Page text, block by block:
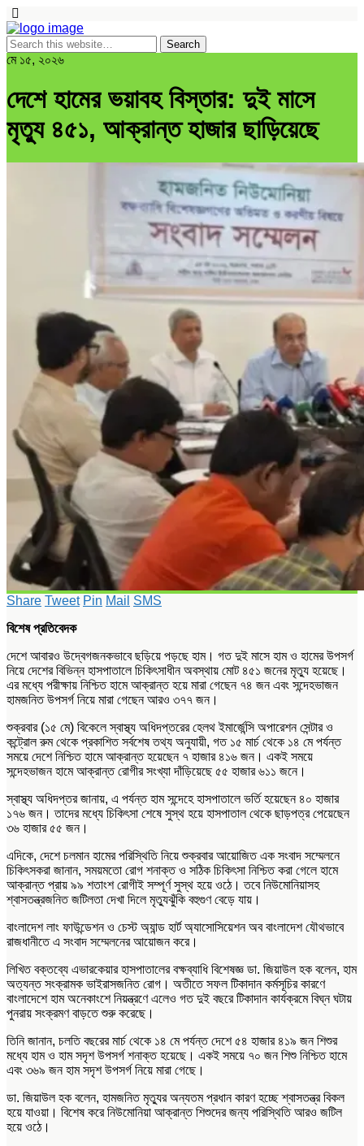
মে ১৫, ২০২৬
দেশে হামের ভয়াবহ বিস্তার: দুই মাসে
মৃত্যু ৪৫১, আক্রান্ত হাজার ছাড়িয়েছে
Share Tweet Pin Mail SMS
বিশেষ প্রতিবেদক
দেশে আবারও উদ্বেগজনকভাবে ছড়িয়ে পড়ছে হাম। গত দুই মাসে হাম ও হামের উপসর্গ
নিয়ে দেশের বিভিন্ন হাসপাতালে চিকিৎসাধীন অবস্থায় মোট ৪৫১ জনের মৃত্যু হয়েছে।
এর মধ্যে পরীক্ষায় নিশ্চিত হামে আক্রান্ত হয়ে মারা গেছেন ৭৪ জন এবং সন্দেহভাজন
হামজনিত উপসর্গ নিয়ে মারা গেছেন আরও ৩৭৭ জন।
শুক্রবার (১৫ মে) বিকেলে স্বাস্থ্য অধিদপ্তরের হেলথ ইমার্জেন্সি অপারেশন সেন্টার ও
কন্ট্রোল রুম থেকে প্রকাশিত সর্বশেষ তথ্য অনুযায়ী, গত ১৫ মার্চ থেকে ১৪ মে পর্যন্ত
সময়ে দেশে নিশ্চিত হামে আক্রান্ত হয়েছেন ৭ হাজার ৪১৬ জন। একই সময়ে
সন্দেহভাজন হামে আক্রান্ত রোগীর সংখ্যা দাঁড়িয়েছে ৫৫ হাজার ৬১১ জনে।
স্বাস্থ্য অধিদপ্তর জানায়, এ পর্যন্ত হাম সন্দেহে হাসপাতালে ভর্তি হয়েছেন ৪০ হাজার
১৭৬ জন। তাদের মধ্যে চিকিৎসা শেষে সুস্থ হয়ে হাসপাতাল থেকে ছাড়পত্র পেয়েছেন
৩৬ হাজার ৫৫ জন।
এদিকে, দেশে চলমান হামের পরিস্থিতি নিয়ে শুক্রবার আয়োজিত এক সংবাদ সম্মেলনে
চিকিৎসকরা জানান, সময়মতো রোগ শনাক্ত ও সঠিক চিকিৎসা নিশ্চিত করা গেলে হামে
আক্রান্ত প্রায় ৯৯ শতাংশ রোগীই সম্পূর্ণ সুস্থ হয়ে ওঠে। তবে নিউমোনিয়াসহ
শ্বাসতন্ত্রজনিত জটিলতা দেখা দিলে মৃত্যুঝুঁকি বহুগুণ বেড়ে যায়।
বাংলাদেশ লাং ফাউন্ডেশন ও চেস্ট অ্যান্ড হার্ট অ্যাসোসিয়েশন অব বাংলাদেশ যৌথভাবে
রাজধানীতে এ সংবাদ সম্মেলনের আয়োজন করে।
লিখিত বক্তব্যে এভারকেয়ার হাসপাতালের বক্ষব্যাধি বিশেষজ্ঞ ডা. জিয়াউল হক বলেন, হাম
অত্যন্ত সংক্রামক ভাইরাসজনিত রোগ। অতীতে সফল টিকাদান কর্মসূচির কারণে
বাংলাদেশে হাম অনেকাংশে নিয়ন্ত্রণে এলেও গত দুই বছরে টিকাদান কার্যক্রমে বিঘ্ন ঘটায়
পুনরায় সংক্রমণ বাড়তে শুরু করেছে।
তিনি জানান, চলতি বছরের মার্চ থেকে ১৪ মে পর্যন্ত দেশে ৫৪ হাজার ৪১৯ জন শিশুর
মধ্যে হাম ও হাম সদৃশ উপসর্গ শনাক্ত হয়েছে। একই সময়ে ৭০ জন শিশু নিশ্চিত হামে
এবং ৩৬৯ জন হাম সদৃশ উপসর্গ নিয়ে মারা গেছে।
ডা. জিয়াউল হক বলেন, হামজনিত মৃত্যুর অন্যতম প্রধান কারণ হচ্ছে শ্বাসতন্ত্র বিকল
হয়ে যাওয়া। বিশেষ করে নিউমোনিয়া আক্রান্ত শিশুদের জন্য পরিস্থিতি আরও জটিল
হয়ে ওঠে।